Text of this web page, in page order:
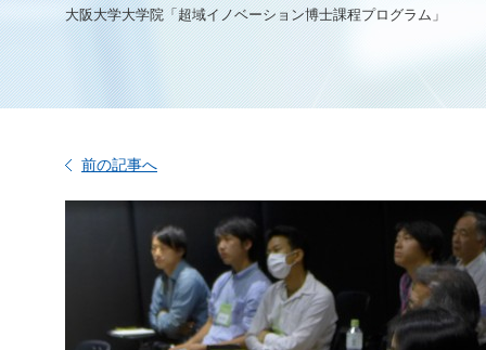
大阪大学大学院「超域イノベーション博士課程プログラム」
前の記事へ